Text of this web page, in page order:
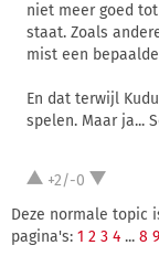
niet meer goed
staat. Zoals
mist een
En dat terwijl
spelen. Maar ja...
+2/-0
Deze normale topic
pagina's: 1 2 3 4 ... 8 9